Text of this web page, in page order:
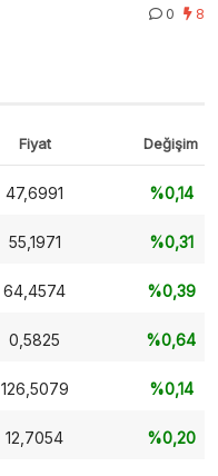
0 8
Fiyat Değişim
47,6991 %0,14
55,1971 %0,31
64,4574 %0,39
0,5825 %0,64
126,5079 %0,14
12,7054 %0,20